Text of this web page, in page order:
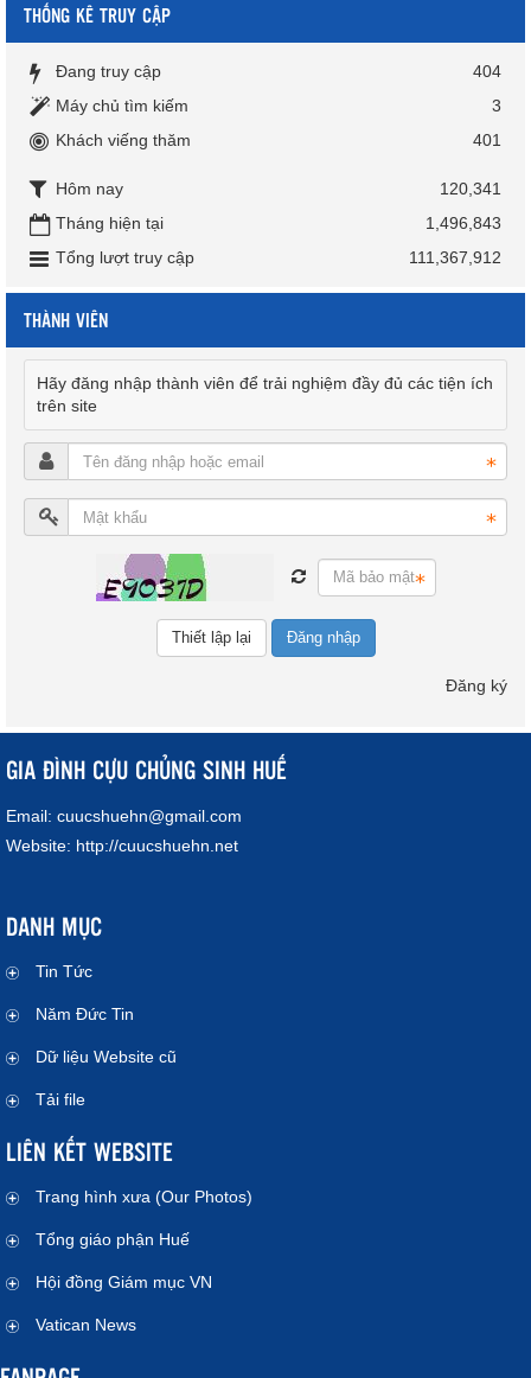
THỐNG KÊ TRUY CẬP
Đang truy cập
404
Máy chủ tìm kiếm
3
Khách viếng thăm
401
Hôm nay
120,341
Tháng hiện tại
1,496,843
Tổng lượt truy cập
111,367,912
THÀNH VIÊN
Hãy đăng nhập thành viên để trải nghiệm đầy đủ các tiện ích
trên site
Đăng nhập
Đăng ký
GIA ĐÌNH CỰU CHỦNG SINH HUẾ
Email: cuucshuehn@gmail.com
Website: http://cuucshuehn.net
DANH MỤC
Tin Tức
Năm Đức Tin
Dữ liệu Website cũ
Tải file
LIÊN KẾT WEBSITE
Trang hình xưa (Our Photos)
Tổng giáo phận Huế
Hội đồng Giám mục VN
Vatican News